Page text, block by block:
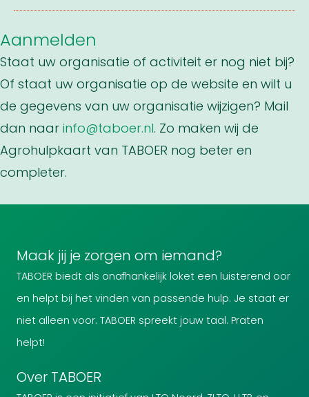
Aanmelden
Staat uw organisatie of activiteit er nog niet bij?
Of staat uw organisatie op de website en wilt u
de gegevens van uw organisatie wijzigen? Mail
dan naar info@taboer.nl. Zo maken wij de
Agrohulpkaart van TABOER nog beter en
completer.
Maak jij je zorgen om iemand?
TABOER biedt als onafhankelijk loket een luisterend oor
en helpt bij het vinden van passende hulp. Je staat er
niet alleen voor. TABOER spreekt jouw taal. Praten
helpt!
Over TABOER